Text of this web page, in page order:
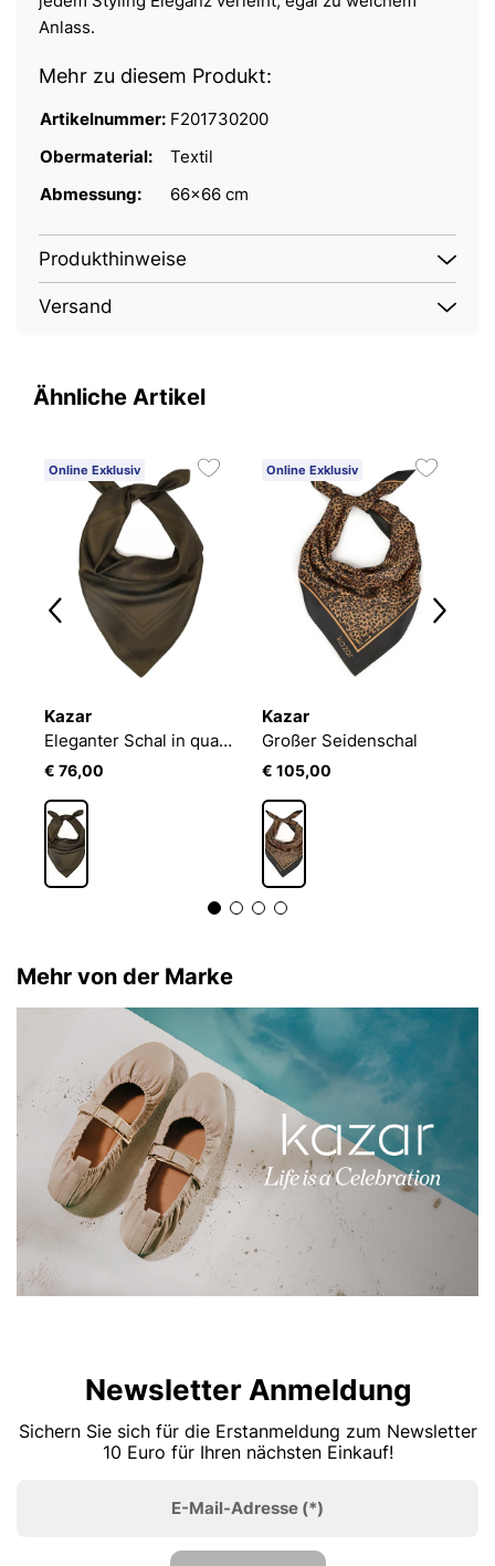
Anlass.
Mehr zu diesem Produkt:
Artikelnummer: F201730200
Obermaterial:
Textil
Abmessung:
66x66 cm
Produkthinweise
Versand
Ähnliche Artikel
Online Exklusiv
Kazar
Eleganter Schal in quadratischer Form
€ 76,00
Online Exklusiv
Kazar
Großer Seidenschal
€ 105,00
Mehr von der Marke
Newsletter Anmeldung
Sichern Sie sich für die Erstanmeldung zum Newsletter
10 Euro für Ihren nächsten Einkauf!
E-Mail-Adresse (*)